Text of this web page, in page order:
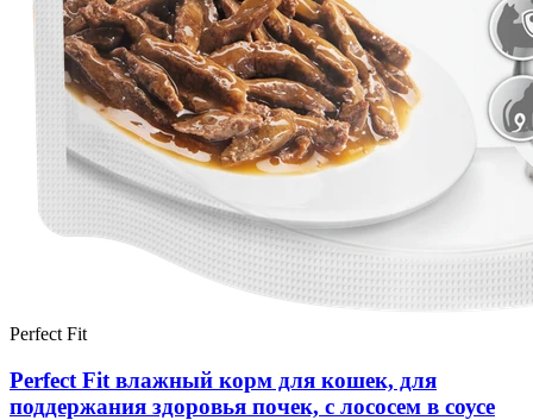
Perfect Fit
Perfect Fit влажный корм для кошек, для
поддержания здоровья почек, с лососем в соусе